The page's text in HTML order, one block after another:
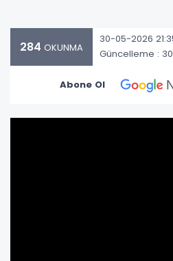
284 OKUNMA
30-05-2026
Güncelleme :
Abone Ol